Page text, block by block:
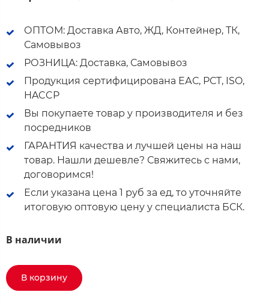
ОПТОМ: Доставка Авто, ЖД, Контейнер, ТК,
Самовывоз
РОЗНИЦА: Доставка, Самовывоз
Продукция сертифицирована ЕАС, РСТ, ISO,
HACCP
Вы покупаете товар у производителя и без
посредников
ГАРАНТИЯ качества и лучшей цены на наш
товар. Нашли дешевле? Свяжитесь с нами,
договоримся!
Если указана цена 1 руб за ед, то уточняйте
итоговую оптовую цену у специалиста БСК.
В наличии
В корзину